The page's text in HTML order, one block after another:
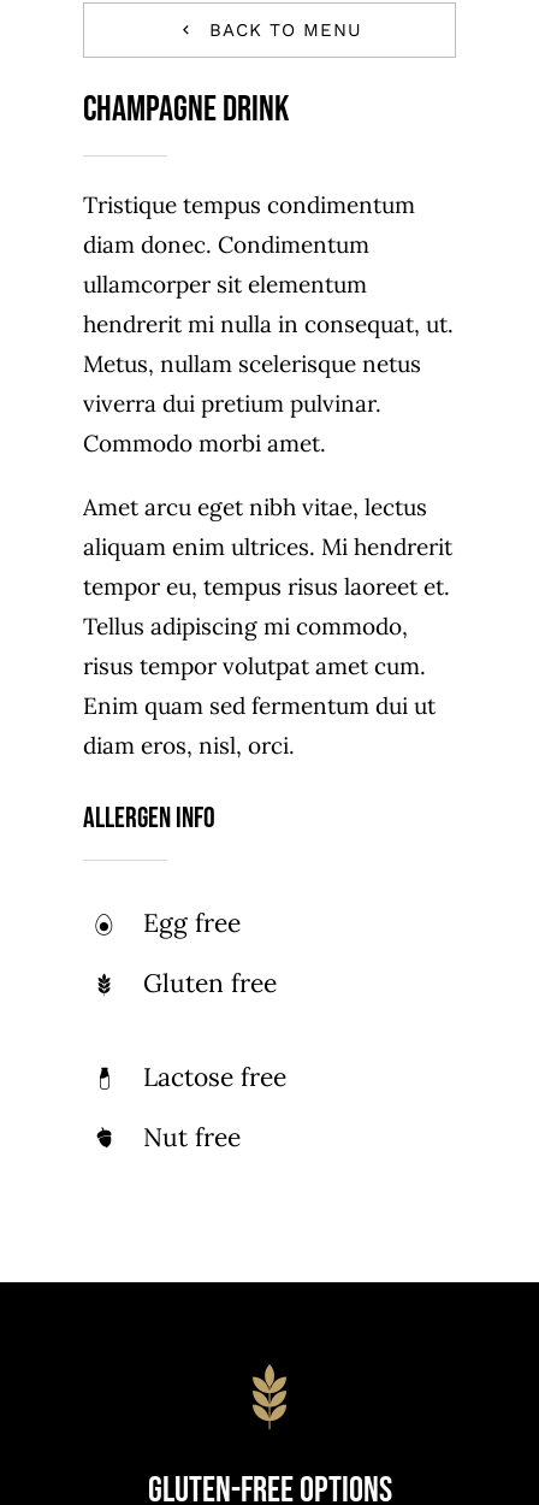
BACK TO MENU
Champagne Drink
Tristique tempus condimentum
diam donec. Condimentum
ullamcorper sit elementum
hendrerit mi nulla in consequat, ut.
Metus, nullam scelerisque netus
viverra dui pretium pulvinar.
Commodo morbi amet.
Amet arcu eget nibh vitae, lectus
aliquam enim ultrices. Mi hendrerit
tempor eu, tempus risus laoreet et.
Tellus adipiscing mi commodo,
risus tempor volutpat amet cum.
Enim quam sed fermentum dui ut
diam eros, nisl, orci.
Allergen Info
Egg free
Gluten free
Lactose free
Nut free
Gluten-Free Options